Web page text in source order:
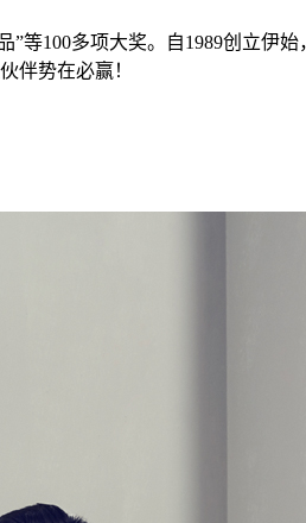
等100多项大奖。自1989创立伊
伴势在必赢！